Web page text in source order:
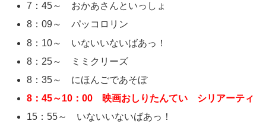
7：45～ おかあさんといっしょ
8：09～ パッコロリン
8：10～ いないいないばあっ！
8：25～ ミミクリーズ
8：35～ にほんごであそぼ
8：45～10：00 映画おしりたんてい シリアーティ
15：55～ いないいないばあっ！